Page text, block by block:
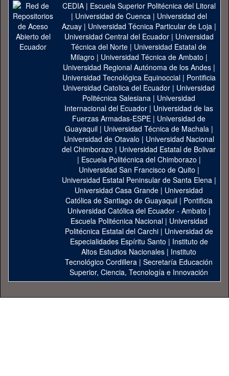
CEDIA| Escuela Superior Politécnica del Litoral
| Universidad de Cuenca| Universidad del
Azuay| Universidad Técnica Particular de Loja|
Universidad Central del Ecuador| Universidad
Técnica del Norte | Universidad Estatal de
Milagro | Universidad Técnica de Ambato |
Universidad Regional Autónoma de los Andes|
Universidad Tecnológica Equinoccial| Pontificia
Universidad Catolica del Ecuador | Universidad
Politécnica Salesiana | Universidad
Internacional del Ecuador | Universidad de las
Fuerzas Armadas-ESPE | Universidad de
Guayaquil| Universidad Técnica de Machala|
Universidad de Otavalo | Universidad Nacional
del Chimborazo | Universidad Estatal de Bolivar
| Escuela Politécnica del Chimborazo |
Universidad San Francisco de Quito |
Universidad Estatal Peninsular de Santa Elena|
Universidad Casa Grande | Universidad
Católica de Santiago de Guayaquil| Pontificia
Universidad Católica del Ecuador - Ambato |
Escuela Politécnica Nacional| Universidad
Politécnica Estatal del Carchi| Universidad de
Especialidades Espíritu Santo | Instituto de
Altos Estudios Nacionales | Instituto
Tecnológico Cordillera | Secretaría Educación
Superior, Ciencia, Tecnología e Innovación